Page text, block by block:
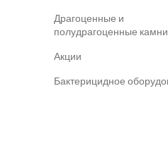
Драгоценные и
полудрагоценные камни
Акции
Бактерицидное